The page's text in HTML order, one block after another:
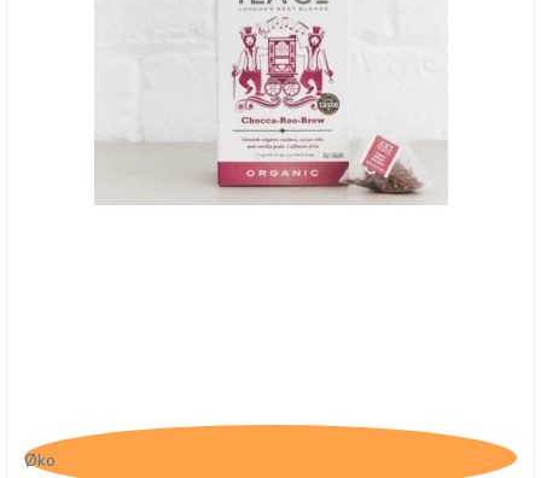
Øko